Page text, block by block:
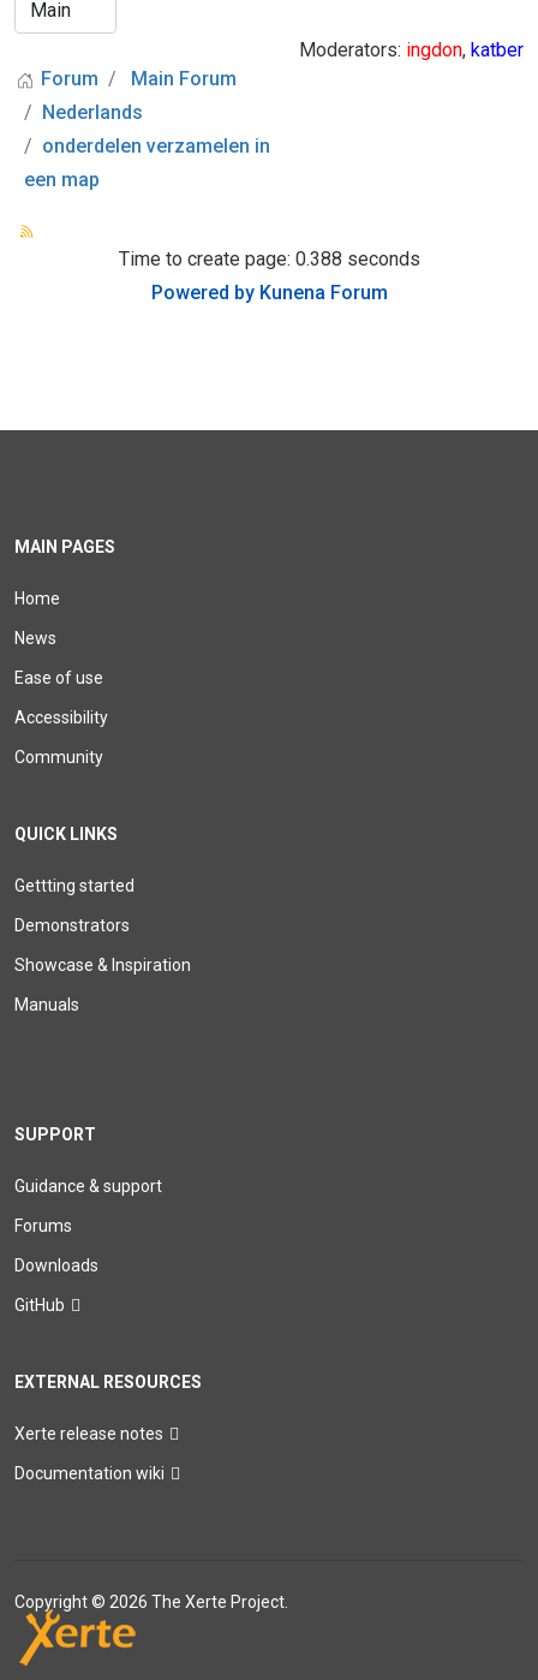
Moderators: ingdon, katber
Forum
Main Forum
Nederlands
onderdelen verzamelen in
een map
Time to create page: 0.388 seconds
Powered by Kunena Forum
MAIN PAGES
Home
News
Ease of use
Accessibility
Community
QUICK LINKS
Gettting started
Demonstrators
Showcase & Inspiration
Manuals
SUPPORT
Guidance & support
Forums
Downloads
GitHub
EXTERNAL RESOURCES
Xerte release notes
Documentation wiki
Copyright © 2026 The Xerte Project.